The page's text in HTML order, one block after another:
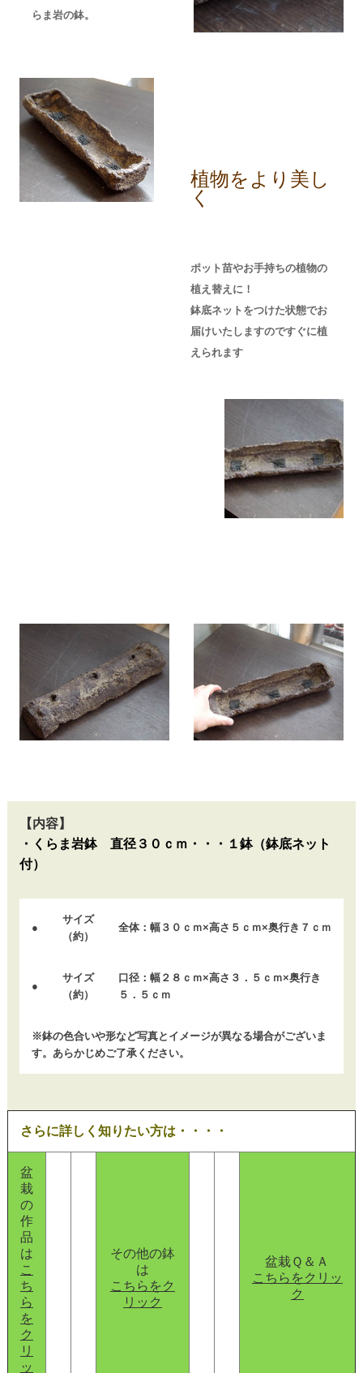
らま岩の鉢。
植物をより美し
く
ポット苗やお手持ちの植物の
植え替えに！
鉢底ネットをつけた状態でお
届けいたしますのですぐに植
えられます
【内容】
・くらま岩鉢 直径３０ｃｍ・・・１鉢（鉢底ネット
付）
●
サイズ
（約）
全体：幅３０ｃｍ×高さ５ｃｍ×奥行き７ｃｍ
●
サイズ
（約）
口径：幅２８ｃｍ×高さ３．５ｃｍ×奥行き
５．５ｃｍ
※鉢の色合いや形など写真とイメージが異なる場合がございま
す。あらかじめご了承ください。
さらに詳しく知りたい方は・・・・
盆
栽
の
作
品
は
こ
ち
ら
を
ク
リ
ッ
その他の鉢
は
こちらをク
リック
盆栽Ｑ＆Ａ
こちらをクリッ
ク